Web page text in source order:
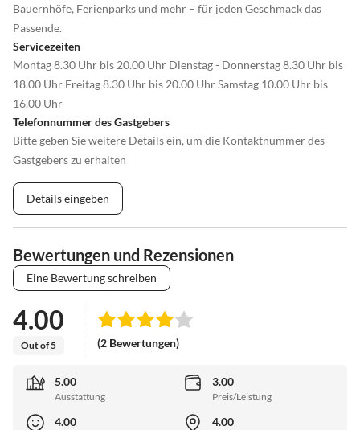
Bauernhöfe, Ferienparks und mehr – für jeden Geschmack das
Passende.
Servicezeiten
Montag 8.30 Uhr bis 20.00 Uhr Dienstag - Donnerstag 8.30 Uhr bis
18.00 Uhr Freitag 8.30 Uhr bis 20.00 Uhr Samstag 10.00 Uhr bis
16.00 Uhr
Telefonnummer des Gastgebers
Bitte geben Sie weitere Details ein, um die Kontaktnummer des
Gastgebers zu erhalten
Details eingeben
Bewertungen und Rezensionen
Eine Bewertung schreiben
4.00
Out of 5 (2 Bewertungen)
5.00
Ausstattung
3.00
Preis/Leistung
4.00 4.00